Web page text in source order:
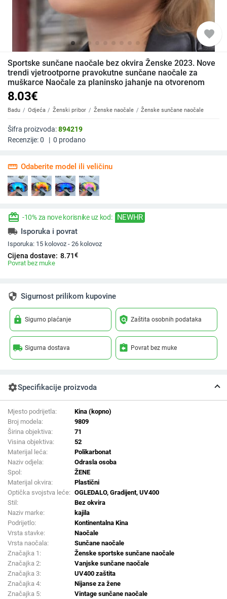
favorite
Sportske sunčane naočale bez okvira Ženske 2023. Nove
trendi vjetrootporne pravokutne sunčane naočale za
muškarce Naočale za planinsko jahanje na otvorenom
8.03€
Badu Odjeća Ženski pribor Ženske naočale Ženske sunčane naočale
Šifra proizvoda:894219
Recenzije:0 | 0 prodano
straighten Odaberite model ili veličinu
redeem -10% za nove korisnike uz kod: NEWHR
local_shipping Isporuka i povrat
Isporuka: 15 kolovoz - 26 kolovoz
Cijena dostave: 8.71€
Povrat bez muke
security Sigurnost prilikom kupovine
lock Sigurno plaćanje policy Zaštita osobnih podataka
local_shipping Sigurna dostava assignment_return Povrat bez muke
settingsSpecifikacije proizvoda
Mjesto podrijetla:
Kina (kopno)
Broj modela:
9809
Širina objektiva:
71
Visina objektiva:
52
Materijal leća:
Polikarbonat
Naziv odjela:
Odrasla osoba
Spol:
ŽENE
Materijal okvira:
Plastični
Optička svojstva leće: OGLEDALO, Gradijent, UV400
Stil:
Bez okvira
Naziv marke:
kajila
Podrijetlo:
Kontinentalna Kina
Vrsta stavke:
Naočale
Vrsta naočala:
Sunčane naočale
Značajka 1:
Ženske sportske sunčane naočale
Značajka 2:
Vanjske sunčane naočale
Značajka 3:
UV400 zaštita
Značajka 4:
Nijanse za žene
Značajka 5:
Vintage sunčane naočale